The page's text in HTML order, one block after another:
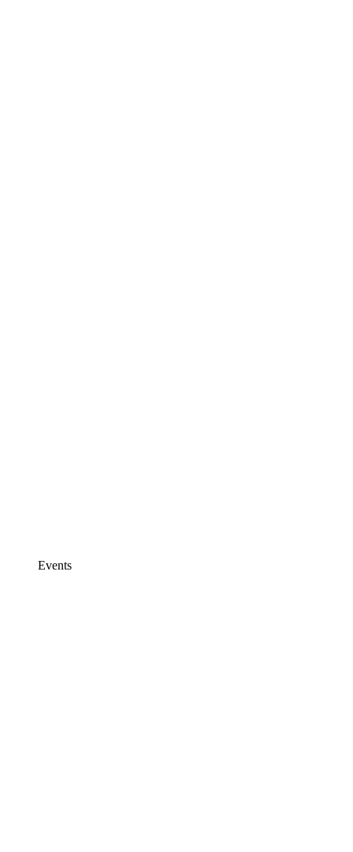
Events